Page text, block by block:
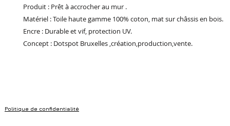
Produit : Prêt à accrocher au mur .
Matériel : Toile haute gamme 100% coton, mat sur châssis en bois.
Encre : Durable et vif, protection UV.
Concept : Dotspot Bruxelles ,création,production,vente.
Politique de confidentialité